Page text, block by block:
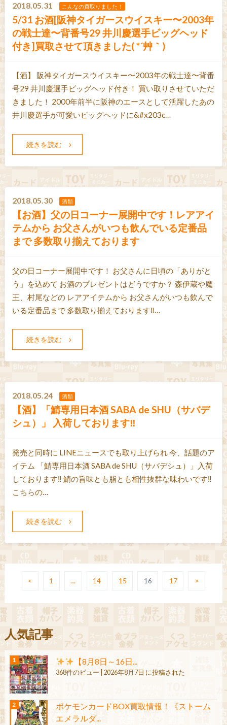
2018.05.31 こんなの買取りました！
5/31 お酒[阪神タイガースウイスキー〜2003年
の戦士達〜背番号29 井川慶選手ビッグヘッド
付き]買取させて頂きました( *´艸｀)
【酒】 阪神タイガースウイスキー〜2003年の戦士達〜背番
号29 井川慶選手ビッグヘッド付き！ 買い取りさせていただ
きました！ 2000年前半に阪神のエースとして活躍したあの
井川慶選手が可愛いビッグヘッドに&#x203c…
続きを読む
2018.05.30 酒類
【お酒】父の日コーナー展開中です！レアアイ
テムから お父さんがいつも飲んでいる定番品
まで 多数取り揃えております
父の日コーナー展開中です！ お父さんに日頃の「ありがと
う」を込めて お酒のプレゼントはどうですか？ 森伊蔵や魔
王、村尾などの レアアイテムから お父さんがいつも飲んで
いる定番品まで 多数取り揃えております‼…
続きを読む
2018.05.24 酒類
【酒】「鯖専用日本酒 SABA de SHU（サバデ
シュ）」 入荷しております‼
発売と同時に LINEニュースでも取り上げられ 今、話題のア
イテム 「鯖専用日本酒 SABA de SHU（サバデシュ）」入荷
しております‼ 鯖の旨味とも脂とも相性抜群な味わいです‼
こちらの…
続きを読む
< 1 … 14 15 16 17 >
人気記事
【8月8日～16日...
368件のビュー 2026年8月7日 に投稿された
ポケモンカードBOX買取情報！《ストーム
エメラルダ...